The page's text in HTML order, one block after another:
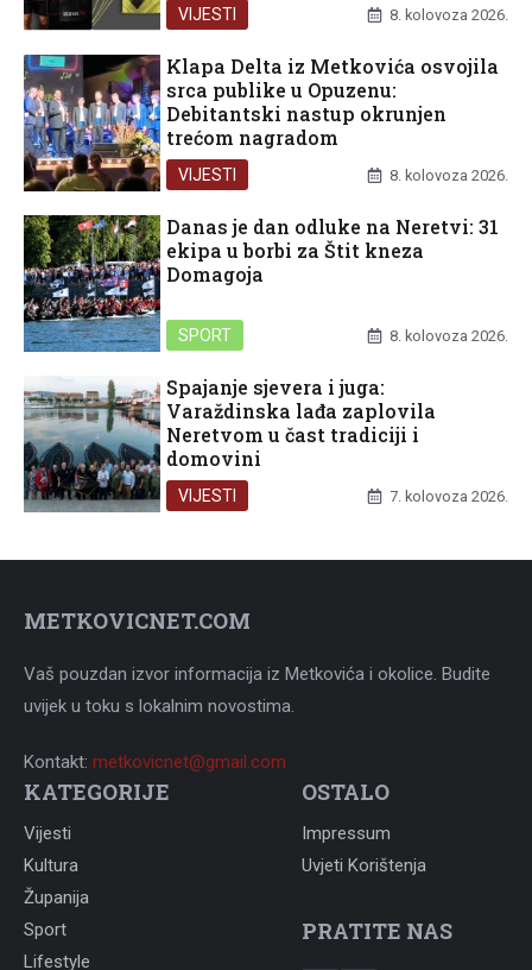
VIJESTI 8. kolovoza 2026.
Klapa Delta iz Metkovića osvojila
srca publike u Opuzenu:
Debitantski nastup okrunjen
trećom nagradom
VIJESTI 8. kolovoza 2026.
Danas je dan odluke na Neretvi: 31
ekipa u borbi za Štit kneza
Domagoja
SPORT 8. kolovoza 2026.
Spajanje sjevera i juga:
Varaždinska lađa zaplovila
Neretvom u čast tradiciji i
domovini
VIJESTI 7. kolovoza 2026.
METKOVICNET.COM
Vaš pouzdan izvor informacija iz Metkovića i okolice. Budite
uvijek u toku s lokalnim novostima.
Kontakt: metkovicnet@gmail.com
KATEGORIJE
Vijesti
Kultura
Županija
Sport
Lifestyle
OSTALO
Impressum
Uvjeti Korištenja
PRATITE NAS